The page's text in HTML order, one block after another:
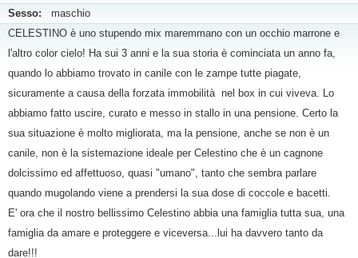
Sesso: maschio
CELESTINO è uno stupendo mix maremmano con un occhio marrone e
l'altro color cielo! Ha sui 3 anni e la sua storia è cominciata un anno fa,
quando lo abbiamo trovato in canile con le zampe tutte piagate,
sicuramente a causa della forzata immobilità nel box in cui viveva. Lo
abbiamo fatto uscire, curato e messo in stallo in una pensione. Certo la
sua situazione è molto migliorata, ma la pensione, anche se non è un
canile, non è la sistemazione ideale per Celestino che è un cagnone
dolcissimo ed affettuoso, quasi "umano", tanto che sembra parlare
quando mugolando viene a prendersi la sua dose di coccole e bacetti.
E' ora che il nostro bellissimo Celestino abbia una famiglia tutta sua, una
famiglia da amare e proteggere e viceversa...lui ha davvero tanto da
dare!!!